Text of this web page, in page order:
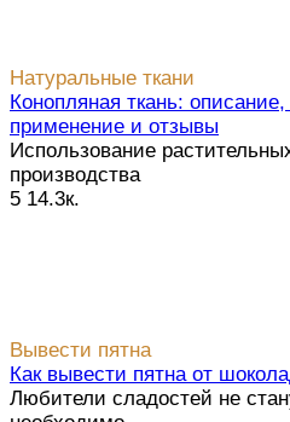
Натуральные ткани
Конопляная ткань: описание,
применение и отзывы
Использование
производства
5 14.3к.
Вывести пятна
Как вывести пятна от
Любители сладостей не